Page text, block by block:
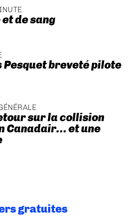
et de sang
Pesquet breveté pilote
sur la collision
Canadair… et une
gratuites